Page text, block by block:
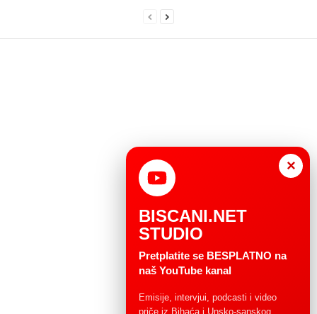
×
BISCANI.NET
STUDIO
Pretplatite se BESPLATNO na
naš YouTube kanal
Emisije, intervjui, podcasti i video
priče iz Bihaća i Unsko-sanskog